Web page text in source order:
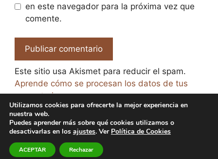
en este navegador para la próxima vez que
comente.
Este sitio usa Akismet para reducir el spam.
Aprende cómo se procesan los datos de tus
comentarios.
© 2026 El Paraíso de la Cerveza -
de Privacidad -Política de Cookies
Utilizamos cookies para ofrecerte la mejor experiencia en
nuestra web.
Puedes aprender más sobre qué cookies utilizamos o
desactivarlas en los ajustes. Ver Política de Cookies
ACEPTAR Rechazar